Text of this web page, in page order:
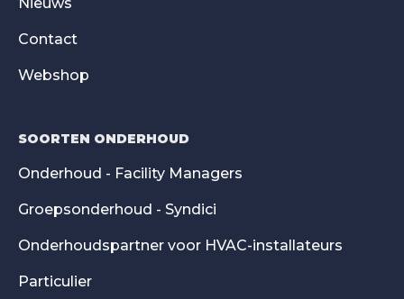
Contact
Webshop
SOORTEN ONDERHOUD
Onderhoud - Facility Managers
Groepsonderhoud - Syndici
Onderhoudspartner voor HVAC-installateurs
Particulier